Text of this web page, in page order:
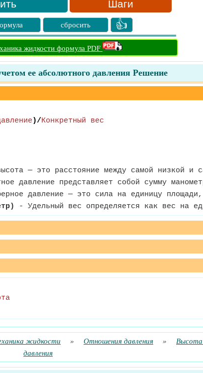
Шаги
сбросить 👍
жидкости формула PDF
ее абсолютного давления Решение
)/Конкретный вес
— это расстояние между самой низкой и
давление представляет собой сумму
давление — это сила на единицу
- Удельный вес определяется как вес на
жидкости » Отношения давления »
Высота
давления